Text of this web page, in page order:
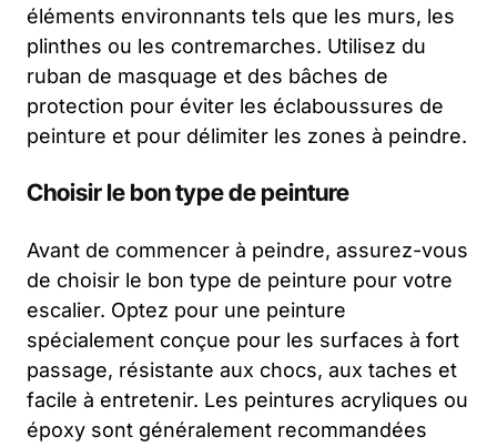
éléments environnants tels que les murs, les
plinthes ou les contremarches. Utilisez du
ruban de masquage et des bâches de
protection pour éviter les éclaboussures de
peinture et pour délimiter les zones à peindre.
Choisir le bon type de peinture
Avant de commencer à peindre, assurez-vous
de choisir le bon type de peinture pour votre
escalier. Optez pour une peinture
spécialement conçue pour les surfaces à fort
passage, résistante aux chocs, aux taches et
facile à entretenir. Les peintures acryliques ou
époxy sont généralement recommandées